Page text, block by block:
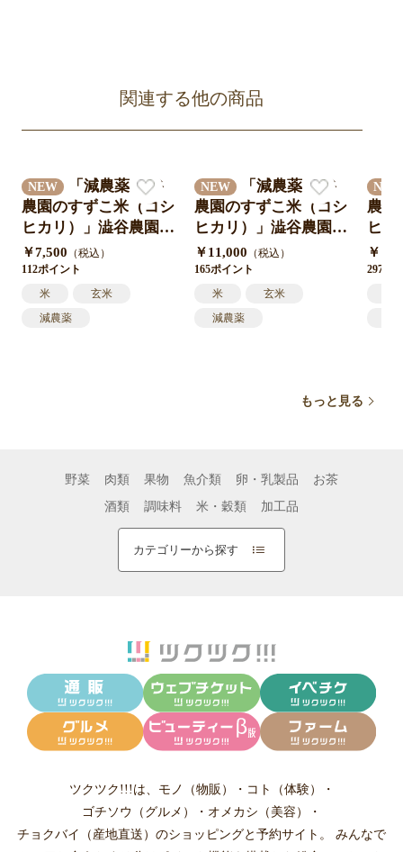
もっと見る
関連する他の商品
NEW
「減農薬 澁谷
農園のすずこ米（コシ
ヒカリ）」澁谷農園 1
0代目すずこが作った
『すずこ米』令和7年
度 三重県産 米袋入り
10㎏（5㎏×2袋）送料
￥7,500 （税込）
112ポイント
米
玄米
減農薬
NEW
「減農薬 澁谷
農園のすずこ米（コシ
ヒカリ）」澁谷農園 1
0代目すずこが作った
『すずこ米』令和7年
度 三重県産 米袋入り
15㎏（5㎏×3袋）送料
￥11,000 （税込）
165ポイント
米
玄米
減農薬
NEW
農園
ヒカ
0代
『す
￥
297ポ
野菜 肉類 果物 魚介類 卵・乳製品
お茶
酒類
調味料 米・穀類 加工品
カテゴリーから探す
ツクツク!!!は、 モノ（物販） ・ コト（体験）
・
ゴチソウ（グルメ）
・ オメカシ（美容）
・
チョクバイ（産地直送） のショッピングと予約サイト。
みんなで